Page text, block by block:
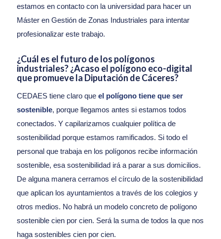
estamos en contacto con la universidad para hacer un
Máster en Gestión de Zonas Industriales para intentar
profesionalizar este trabajo.
¿Cuál es el futuro de los polígonos
industriales? ¿Acaso el polígono eco-digital
que promueve la Diputación de Cáceres?
CEDAES tiene claro que el polígono tiene que ser
sostenible, porque llegamos antes si estamos todos
conectados. Y capilarizamos cualquier política de
sostenibilidad porque estamos ramificados. Si todo el
personal que trabaja en los polígonos recibe información
sostenible, esa sostenibilidad irá a parar a sus domicilios.
De alguna manera cerramos el círculo de la sostenibilidad
que aplican los ayuntamientos a través de los colegios y
otros medios. No habrá un modelo concreto de polígono
sostenible cien por cien. Será la suma de todos la que nos
haga sostenibles cien por cien.